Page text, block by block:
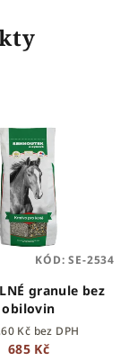
granule bez
obilovin
Kč bez DPH
685 Kč
KÓD:SE-2534